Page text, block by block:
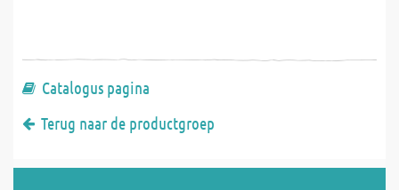
Catalogus pagina
Terug naar de productgroep